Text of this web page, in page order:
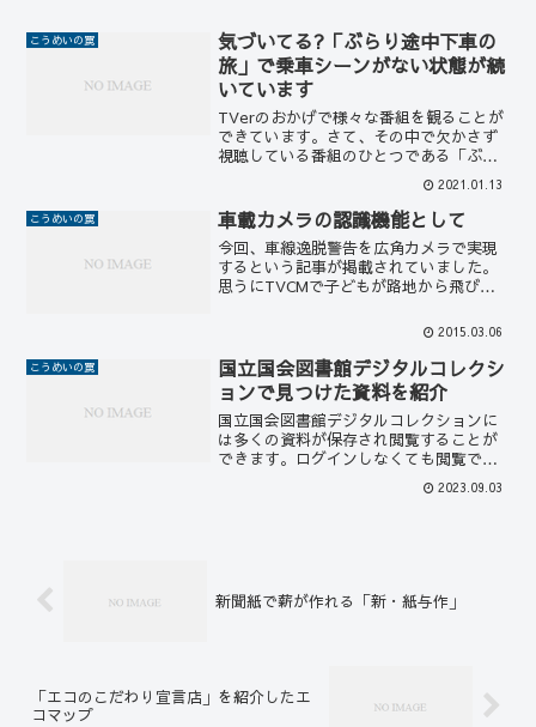
こうめいの罠
気づいてる?「ぶらり途中下車の
旅」で乗車シーンがない状態が続
いています
TVerのおかげで様々な番組を観ることが
できています。さて、その中で欠かさず
視聴している番組のひとつである「ぶら
り途中下車の旅」なんですが、コロナ下
でも数回を除いてロケは続行されていま
す。しかし、よくよく見ていると気づく
んですが、もうずっと...
2021.01.13
こうめいの罠 車載カメラの認識機能として
今回、車線逸脱警告を広角カメラで実現
するという記事が掲載されていました。
思うにTVCMで子どもが路地から飛び出
すすんでいるようですが、てっとり早く
実装を提案するのは速度情報の認識で
す。制限速度の道路標識は...
2015.03.06
こうめいの罠
国立国会図書館デジタルコレクシ
ョンで見つけた資料を紹介
国立国会図書館デジタルコレクションに
は多くの資料が保存され閲覧することが
できます。ログインしなくても閲覧でき
るものほか、無料の会員登録することで
「送信サービスで閲覧可能」の資料も閲
2023.09.03
新聞紙で薪が作れる「新・紙与作」
「エコのこだわり宣言店」を紹介したエ
コマップ